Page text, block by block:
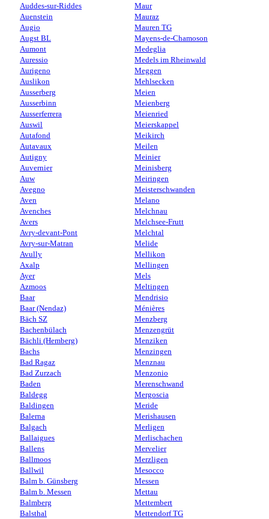
Auddes-sur-Riddes
Auenstein
Augio
Augst BL
Aumont
Auressio
Aurigeno
Auslikon
Ausserberg
Ausserbinn
Ausserferrera
Auswil
Autafond
Autavaux
Autigny
Auvernier
Auw
Avegno
Aven
Avenches
Avers
Avry-devant-Pont
Avry-sur-Matran
Avully
Axalp
Ayer
Azmoos
Baar
Baar (Nendaz)
Bäch SZ
Bachenbülach
Bächli (Hemberg)
Bachs
Bad Ragaz
Bad Zurzach
Baden
Baldegg
Baldingen
Balerna
Balgach
Ballaigues
Ballens
Ballmoos
Ballwil
Balm b. Günsberg
Balm b. Messen
Balmberg
Balsthal
Maur
Mauraz
Mauren TG
Mayens-de-Chamoson
Medeglia
Medels im Rheinwald
Meggen
Mehlsecken
Meien
Meienberg
Meienried
Meierskappel
Meikirch
Meilen
Meinier
Meinisberg
Meiringen
Meisterschwanden
Melano
Melchnau
Melchsee-Frutt
Melchtal
Melide
Mellikon
Mellingen
Mels
Meltingen
Mendrisio
Ménières
Menzberg
Menzengrüt
Menziken
Menzingen
Menznau
Menzonio
Merenschwand
Mergoscia
Meride
Merishausen
Merligen
Merlischachen
Mervelier
Merzligen
Mesocco
Messen
Mettau
Mettembert
Mettendorf TG